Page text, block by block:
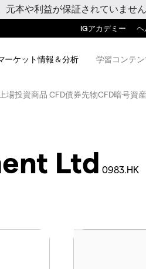
元本や利益が保証されていません
IGアカデミー ヘ
ーケット情報＆分析 学習コンテ
上場投資商品 CFD債券先物CFD暗号資
Ltd 0983.HK